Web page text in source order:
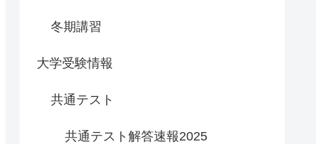
冬期講習
大学受験情報
共通テスト
共通テスト解答速報2025